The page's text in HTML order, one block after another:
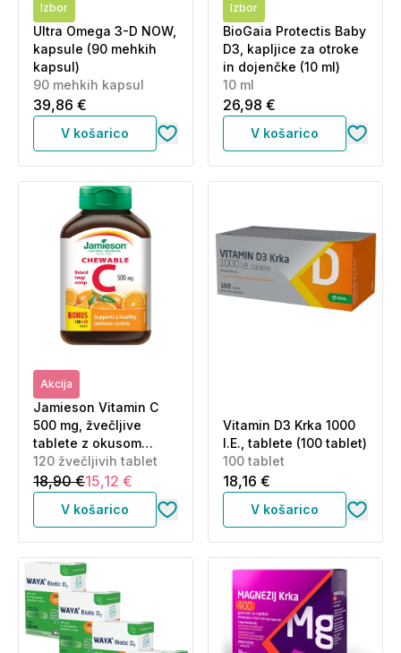
Izbor
Ultra Omega 3-D NOW,
kapsule (90 mehkih
kapsul)
90 mehkih kapsul
39,86 €
V košarico
Izbor
BioGaia Protectis Baby
D3, kapljice za otroke
in dojenčke (10 ml)
10 ml
26,98 €
V košarico
Akcija
Jamieson Vitamin C
500 mg, žvečljive
tablete z okusom
pomaranče (120 tablet)
120 žvečljivih tablet
18,90 €15,12 €
V košarico
Vitamin D3 Krka 1000
I.E., tablete (100 tablet)
100 tablet
18,16 €
V košarico